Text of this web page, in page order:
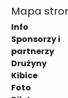
Mapa
Info
Sponsorzy i
partnerzy
Drużyny
Kibice
Foto